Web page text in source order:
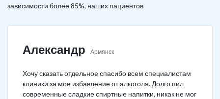
зависимости более 85%, наших пациентов
Александр Армянск
Хочу сказать отдельное спасибо всем специалистам
клиники за мое избавление от алкоголя. Долго пил
современные сладкие спиртные напитки, никак не мог